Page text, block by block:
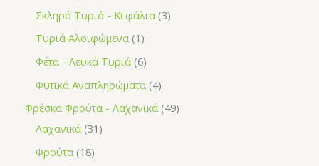
Σκληρά Τυριά - Κεφάλια 3
Τυριά Αλοιφώμενα 1
Φέτα - Λευκά Τυριά 6
Φυτικά Αναπληρώματα 4
Φρέσκα Φρούτα - Λαχανικά 49
Λαχανικά 31
Φρούτα 18